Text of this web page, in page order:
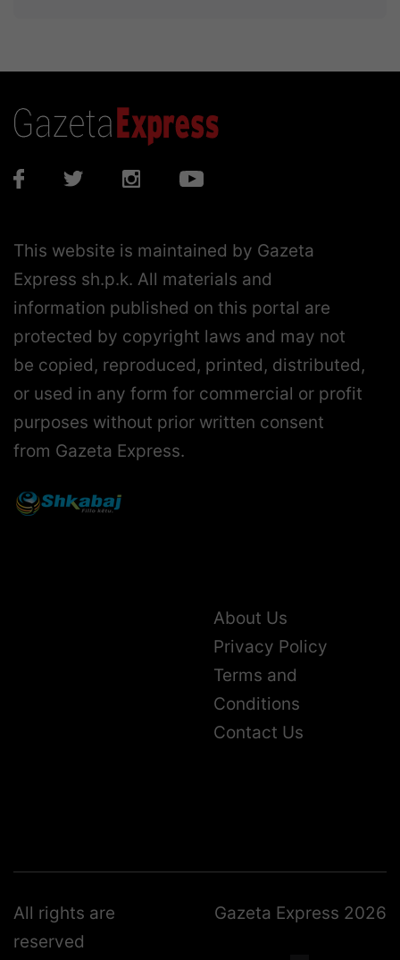
This website is maintained by Gazeta
Express sh.p.k. All materials and
information published on this portal are
protected by copyright laws and may not
be copied, reproduced, printed, distributed,
or used in any form for commercial or profit
purposes without prior written consent
from Gazeta Express.
About Us
Privacy Policy
Terms and
Conditions
Contact Us
All rights are
reserved
Gazeta Express 2026